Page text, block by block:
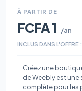
À PARTIR DE
FCFA 1 /an
INCLUS DANS L'OFFRE :
Créez une
de Weebly est
complète pour les